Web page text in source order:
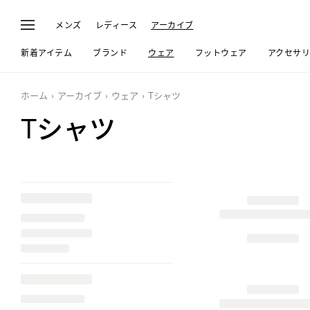
メンズ レディース アーカイブ
新着アイテム ブランド ウェア フットウェア アクセサ
ホーム アーカイブ ウェア Tシャツ
Tシャツ